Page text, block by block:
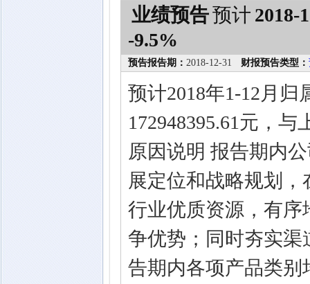
业绩预告预计 2018-
-9.5%
预告报告期： 2018-12-31 财报预告类型：
预计2018年1-12月
172948395.61元，
原因说明 报告期内
展定位和战略规划
行业优质资源，有
争优势；同时夯实
告期内各项产品类